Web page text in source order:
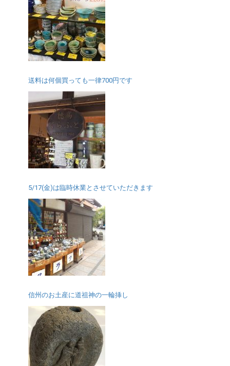
送料は何個買っても一律700円です
5/17(金)は臨時休業とさせていただきます
信州のお土産に道祖神の一輪挿し